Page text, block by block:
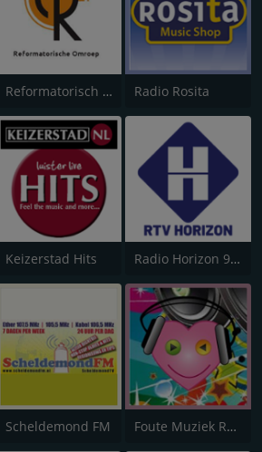
Reformatorisch Omroep Radio Rosita
Keizerstad Hits Radio Horizon 92.9 FM
Scheldemond FM Foute Muziek Radio